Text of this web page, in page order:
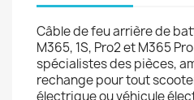
Câble de feu arrière de
M365, 1S, Pro2 et M365
spécialistes des pièces,
rechange pour tout
électrique ou véhicule